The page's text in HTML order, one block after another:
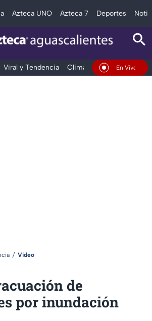
Azteca UNO Azteca 7 Deportes
Viral y Tendencia Clima DeportesEn Vivo
Video
de
por inundación